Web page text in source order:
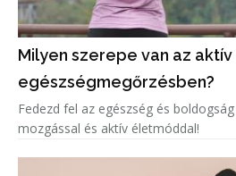
Milyen szerepe van az
egészségmegőrzésben?
Fedezd fel az egészség és
mozgással és aktív életmóddal!